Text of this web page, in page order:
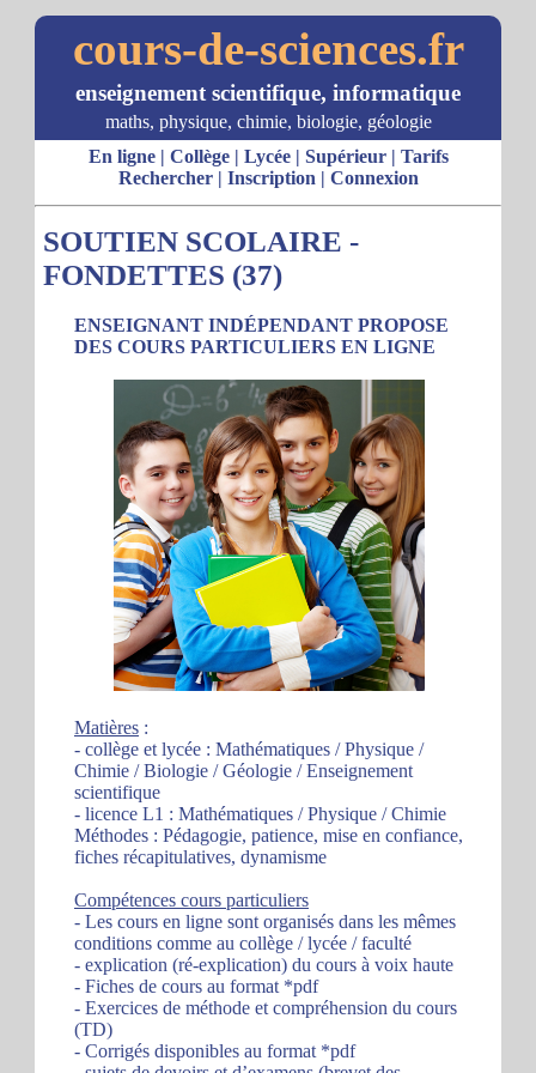
cours-de-sciences.fr
enseignement scientifique, informatique
maths, physique, chimie, biologie, géologie
En ligne| Collège| Lycée| Supérieur| Tarifs
Rechercher| Inscription | Connexion
SOUTIEN SCOLAIRE -
FONDETTES (37)
ENSEIGNANT INDÉPENDANT PROPOSE
DES COURS PARTICULIERS EN LIGNE
Matières :
- collège et lycée : Mathématiques / Physique /
Chimie / Biologie / Géologie / Enseignement
scientifique
- licence L1 : Mathématiques / Physique / Chimie
Méthodes : Pédagogie, patience, mise en confiance,
fiches récapitulatives, dynamisme
Compétences cours particuliers
- Les cours en ligne sont organisés dans les mêmes
conditions comme au collège / lycée / faculté
- explication (ré-explication) du cours à voix haute
- Fiches de cours au format *pdf
- Exercices de méthode et compréhension du cours
(TD)
- Corrigés disponibles au format *pdf